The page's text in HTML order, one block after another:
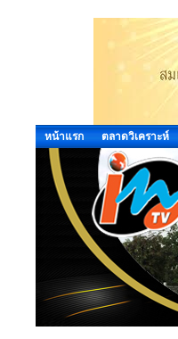
หน้าแรก ตลาดวิเคราะห์